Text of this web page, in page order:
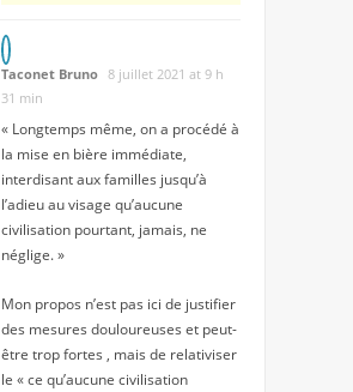
Taconet Bruno 8 juillet 2021 at 9 h
31 min
« Longtemps même, on a procédé à
la mise en bière immédiate,
interdisant aux familles jusqu’à
l’adieu au visage qu’aucune
civilisation pourtant, jamais, ne
néglige. »
Mon propos n’est pas ici de justifier
des mesures douloureuses et peut-
être trop fortes , mais de relativiser
le « ce qu’aucune civilisation